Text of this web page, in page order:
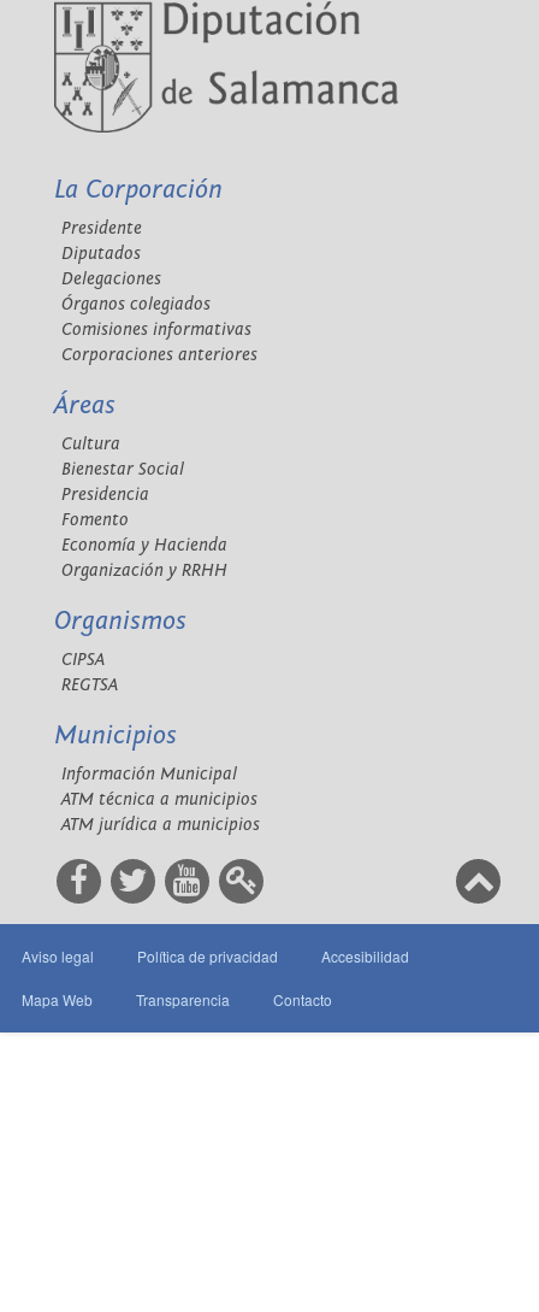
La Corporación
Presidente
Diputados
Delegaciones
Órganos colegiados
Comisiones informativas
Corporaciones anteriores
Áreas
Cultura
Bienestar Social
Presidencia
Fomento
Economía y Hacienda
Organización y RRHH
Organismos
CIPSA
REGTSA
Municipios
Información Municipal
ATM técnica a municipios
ATM jurídica a municipios
Aviso legal Política de privacidad Accesibilidad
Mapa Web Transparencia Contacto